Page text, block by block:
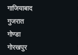
गाजियाबाद
गुजरात
गोण्डा
गोरखपुर